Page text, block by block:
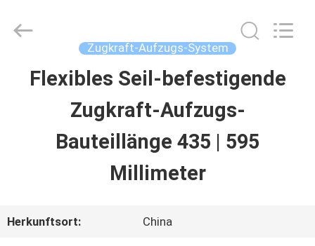
HAUS
PRODUKTE
SUNNY
Zugkraft-Aufzugs-System
Flexibles Seil-befestigende
Zugkraft-Aufzugs-
Bauteillänge 435 | 595
Millimeter
Herkunftsort: China